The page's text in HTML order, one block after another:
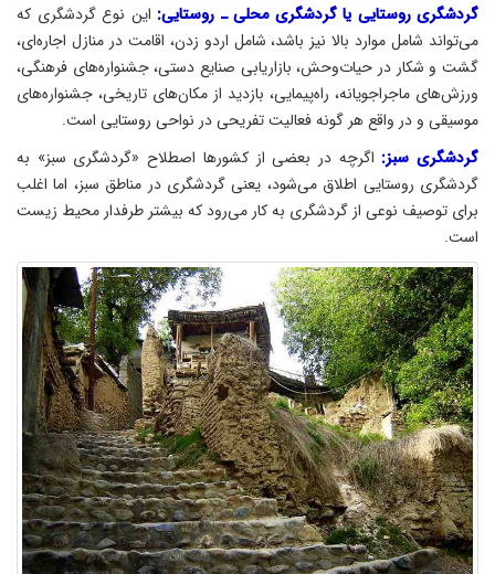
گردشگری روستايی يا گردشگری محلی ـ روستایی: اين نوع گردشگری كه
می‌تواند شامل موارد بالا نيز باشد، شامل اردو زدن، اقامت در منازل اجاره‌ای،
گشت و شكار در حيات‌وحش، بازاريابی صنايع دستی، جشنواره‌های فرهنگی،
ورزش‌های ماجراجويانه، راه‌پيمايی، بازديد از مكان‌های تاريخی، جشنواره‌های
موسیقی و در واقع هر گونه فعاليت تفريحی در نواحی روستايی است.
گردشگری سبز: اگرچه در بعضی از كشورها اصطلاح «گردشگری سبز» به
گردشگری روستايی اطلاق می‌شود، يعنی گردشگری در مناطق سبز، اما اغلب
برای توصيف نوعی از گردشگری به كار می‌رود كه بيشتر طرفدار محیط زیست
است.